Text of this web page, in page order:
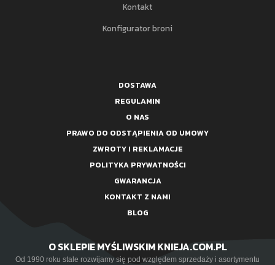
Kontakt
Konfigurator broni
DOSTAWA
REGULAMIN
O NAS
PRAWO DO ODSTĄPIENIA OD UMOWY
ZWROTY I REKLAMACJE
POLITYKA PRYWATNOŚCI
GWARANCJA
KONTAKT Z NAMI
BLOG
O SKLEPIE MYŚLIWSKIM KNIEJA.COM.PL
Od 1990 roku stale rozwijamy się pod względem sprzedaży i asortymentu